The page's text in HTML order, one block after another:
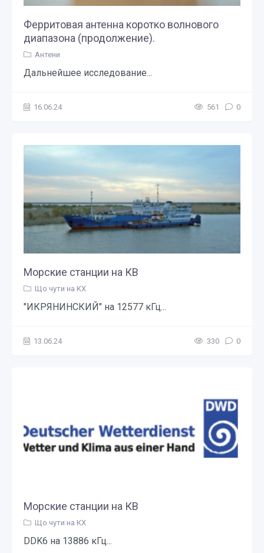
Ферритовая антенна коротко волнового
диапазона (продолжение).
Антени
Дальнейшее исследование...
16.06.24 561 0
Морские станции на КВ
Що чути на КХ
"ИКРЯНИНСКИЙ" на 12577 кГц...
13.06.24 330 0
Морские станции на КВ
Що чути на КХ
DDK6 на 13886 кГц...